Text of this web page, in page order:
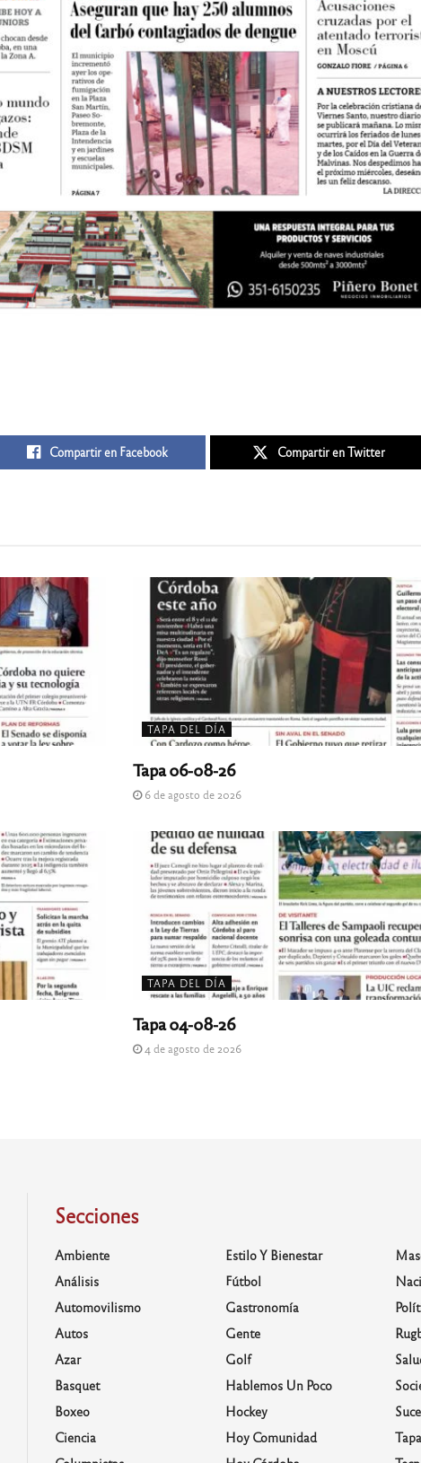
Compartir en Facebook Compartir en Twitter
TAPA DEL DÍA
Tapa 06-08-26
6 de agosto de 2026
TAPA DEL DÍA
Tapa 04-08-26
4 de agosto de 2026
Secciones
Ambiente
Análisis
Automovilismo
Autos
Azar
Basquet
Boxeo
Ciencia
Estilo Y Bienestar
Fútbol
Gastronomía
Gente
Golf
Hablemos Un Poco
Hockey
Hoy Comunidad